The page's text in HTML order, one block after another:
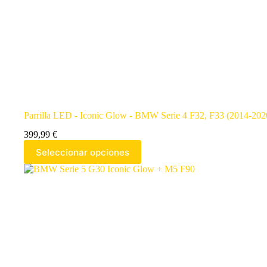
Parrilla LED - Iconic Glow - BMW Serie 4 F32, F33 (2014-
399,99 €
Seleccionar opciones